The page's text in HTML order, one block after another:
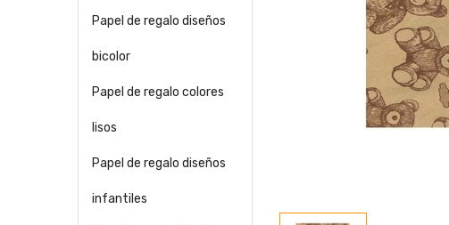
Papel de regalo diseños
bicolor
Papel de regalo colores
lisos
Papel de regalo diseños
infantiles